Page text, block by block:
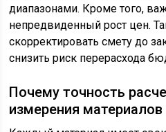
диапазонами. Кроме того,
непредвиденный рост цен.
скорректировать смету до
снизить риск перерасхода
Почему точность
измерения